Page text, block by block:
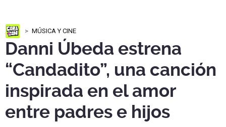
MÚSICA Y CINE
Danni Úbeda estrena
“Candadito”, una canción
inspirada en el amor
entre padres e hijos